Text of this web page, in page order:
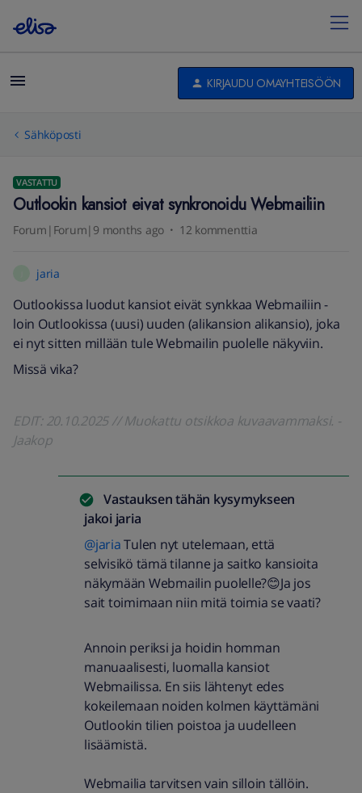
KIRJAUDU OMAYHTEISÖÖN
Sähköposti
VASTATTU
Outlookin kansiot eivat synkronoidu Webmailiin
Forum|Forum|9 months ago 12 kommenttia
jaria
Outlookissa luodut kansiot eivät synkkaa Webmailiin -
loin Outlookissa (uusi) uuden (alikansion alikansio), joka
ei nyt sitten millään tule Webmailin puolelle näkyviin.
Missä vika?
EDIT: 20.10.2025 // Muokattu otsikkoa kuvaavammaksi. -
Jaakop
Vastauksen tähän kysymykseen
jakoi jaria
@jariaTulen nyt utelemaan, että
selvisikö tämä tilanne ja saitko kansioita
näkymään Webmailin puolelle?😊Ja jos
sait toimimaan niin mitä toimia se vaati?
Annoin periksi ja hoidin homman
manuaalisesti, luomalla kansiot
Webmailissa. En siis lähtenyt edes
kokeilemaan noiden kolmen käyttämäni
Outlookin tilien poistoa ja uudelleen
lisäämistä.
Webmailia tarvitsen vain silloin tällöin.